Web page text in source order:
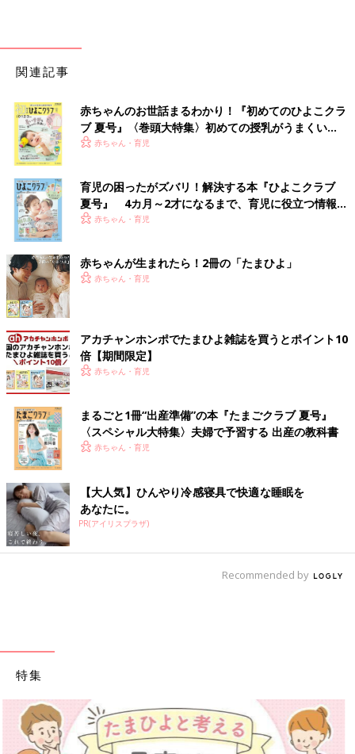
関連記事
赤ちゃんのお世話まるわかり！『初めてのひよこクラ
ブ 夏号』〈巻頭大特集〉初めての授乳がうまくい
く！ おっぱい・ミルクの基本と夏のトラブル 解決テ
赤ちゃん・育児
育児の困ったがズバリ！解決する本『ひよこクラブ
夏号』 4カ月～2才になるまで、育児に役立つ情報が
いっぱい！
赤ちゃん・育児
赤ちゃんが生まれたら！2冊の「たまひよ」
赤ちゃん・育児
アカチャンホンポでたまひよ雑誌を買うとポイント10
倍【期間限定】
赤ちゃん・育児
まるごと1冊“出産準備”の本『たまごクラブ 夏号』
〈スペシャル大特集〉夫婦で予習する 出産の教科書
赤ちゃん・育児
【大人気】ひんやり冷感寝具で快適な睡眠を
あなたに。
PR(アイリスプラザ)
Recommended by
特集
【ワクチン接種できるものも】妊婦の感染症対策、知っておいて！